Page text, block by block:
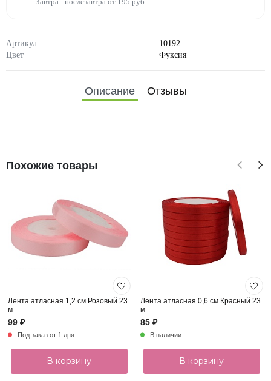
Артикул
10192
Цвет
Фуксия
Описание Отзывы
Похожие товары
Лента атласная 1,2 см Розовый 23
м
99 ₽
Под заказ от 1 дня
В корзину
Лента атласная 0,6 см Красный 23
м
85 ₽
В наличии
В корзину